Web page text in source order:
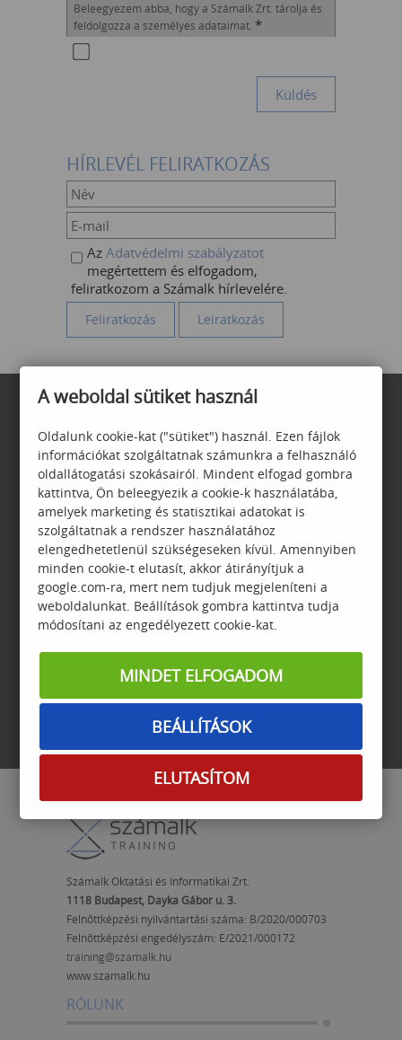
Beleegyezem abba, hogy a Számalk Zrt. tárolja és
feldolgozza a személyes adataimat. *
HÍRLEVÉL FELIRATKOZÁS
Az Adatvédelmi szabályzatot
megértettem és elfogadom,
feliratkozom a Számalk hírlevelére.
ADATVÉDELEM GYIK
Számalk Oktatási és Informatikai Zrt.
1118 Budapest, Dayka Gábor u. 3.
Felnőttképzési nyilvántartási száma: B/2020/000703
Felnőttképzési engedélyszám: E/2021/000172
training@szamalk.hu
www.szamalk.hu
RÓLUNK
A weboldal sütiket használ
Oldalunk cookie-kat ("sütiket") használ. Ezen fájlok
információkat szolgáltatnak számunkra a felhasználó
oldallátogatási szokásairól. Mindent elfogad gombra
kattintva, Ön beleegyezik a cookie-k használatába,
amelyek marketing és statisztikai adatokat is
szolgáltatnak a rendszer használatához
elengedhetetlenül szükségeseken kívül. Amennyiben
minden cookie-t elutasít, akkor átirányítjuk a
google.com-ra, mert nem tudjuk megjeleníteni a
weboldalunkat. Beállítások gombra kattintva tudja
módosítani az engedélyezett cookie-kat.
MINDET ELFOGADOM
BEÁLLÍTÁSOK
ELUTASÍTOM